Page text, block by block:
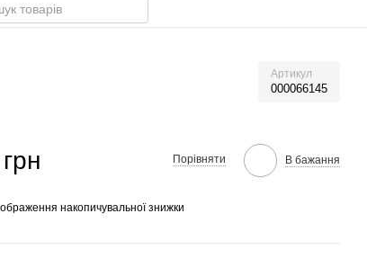
Артикул
000066145
Порівняти В бажання
накопичувальної знижки